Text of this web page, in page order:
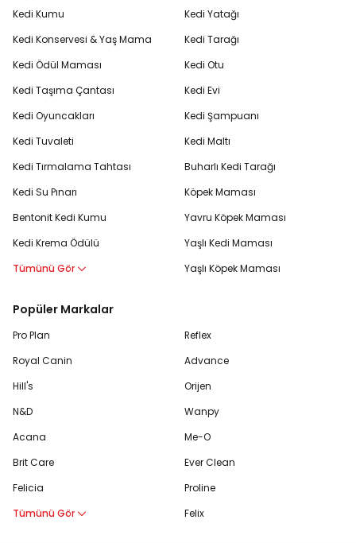
Kedi Kumu
Kedi Konservesi & Yaş Mama
Kedi Ödül Maması
Kedi Taşıma Çantası
Kedi Oyuncakları
Kedi Tuvaleti
Kedi Tırmalama Tahtası
Kedi Su Pınarı
Bentonit Kedi Kumu
Kedi Krema Ödülü
Tümünü Gör
Kedi Yatağı
Kedi Tarağı
Kedi Otu
Kedi Evi
Kedi Şampuanı
Kedi Maltı
Buharlı Kedi Tarağı
Köpek Maması
Yavru Köpek Maması
Yaşlı Kedi Maması
Yaşlı Köpek Maması
Popüler Markalar
Pro Plan
Royal Canin
Hill's
N&D
Acana
Brit Care
Felicia
Tümünü Gör
Reflex
Advance
Orijen
Wanpy
Me-O
Ever Clean
Proline
Felix